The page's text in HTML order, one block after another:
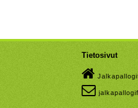
Tietosivut